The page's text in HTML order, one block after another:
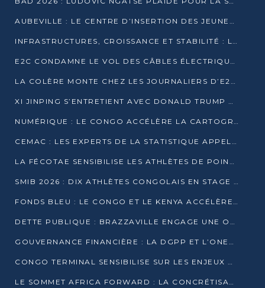
AUBEVILLE : LE CENTRE D’INSERTION DES JEUNES PRÊT À OUVRIR SES PORTES
INFRASTRUCTURES, CROISSANCE ET STABILITÉ : LA GUINÉE AFFÛTE SES AMBITIONS
E2C CONDAMNE LE VOL DES CÂBLES ÉLECTRIQUES APRÈS UNE VIDÉO VIRALE
LA COLÈRE MONTE CHEZ LES JOURNALIERS D’E2C QUI DÉNONCENT 20 ANS DE PRÉCARITÉ
XI JINPING S’ENTRETIENT AVEC DONALD TRUMP À BEIJING
NUMÉRIQUE : LE CONGO ACCÉLÈRE LA CARTOGRAPHIE DE SES INFRASTRUCTURES DIGITALES
CEMAC : LES EXPERTS DE LA STATISTIQUE APPELLENT À RENFORCER LA SÉCURISATION DES DONNÉES
LA FÉCOTAE SENSIBILISE LES ATHLÈTES DE POINTE-NOIRE À L’HYGIÈNE ALIMENTA
SMIB 2026 : DIX ATHLÈTES CONGOLAIS EN STAGE AU KENYA
FONDS BLEU : LE CONGO ET LE KENYA ACCÉLÈRENT LA MOBILISATION DES FINANCEMENTS
DETTE PUBLIQUE : BRAZZAVILLE ENGAGE UNE OPÉRATION DE RACHAT DE 575 MILLIONS DE DOLLARS
GOUVERNANCE FINANCIÈRE : LA DGPP ET L’ONEC-C VERS UN PARTENARIAT POUR ASSAINIR LES ENTREPRISES PUBLIQUES
CONGO TERMINAL SENSIBILISE SUR LES ENJEUX DE LA SANTÉ MENTALE EN
LE SOMMET AFRICA FORWARD : LA CONCRÉTISATION DE PARTENARIATS ÉQUILIBRÉS ET TOURNÉS VERS L’AVENIR ENTRE LE CONTINENT AFRICAIN ET LA FRANCE